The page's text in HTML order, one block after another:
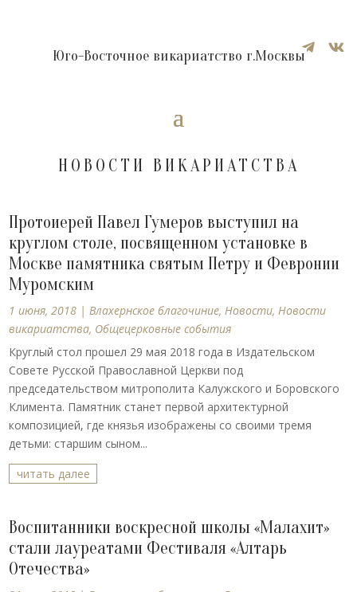
 
Юго-Восточное викариатство г.Москвы
НОВОСТИ ВИКАРИАТСТВА
Протоиерей Павел Гумеров выступил на
круглом столе, посвященном установке в
Москве памятника святым Петру и Февронии
Муромским
1 июня, 2018 |Влахернское благочиние,Новости,Новости
викариатства, Общецерковные события
Круглый стол прошел 29 мая 2018 года в Издательском
Совете Русской Православной Церкви под
председательством митрополита Калужского и Боровского
Климента. Памятник станет первой архитектурной
композицией, где князья изображены со своими тремя
детьми: старшим сыном...
читать далее
Воспитанники воскресной школы «Малахит»
стали лауреатами Фестиваля «Алтарь
Отечества»